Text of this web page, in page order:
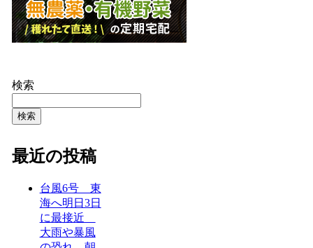
検索
検索
最近の投稿
台風6号 東
海へ明日3日
に最接近
大雨や暴風